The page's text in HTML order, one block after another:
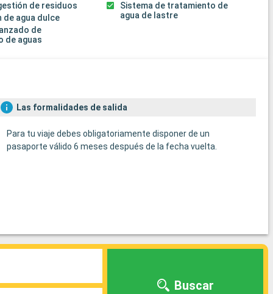
de residuos
de agua dulce
de
de aguas
Sistema de tratamiento de
agua de lastre
Las formalidades de salida
Para tu viaje debes obligatoriamente disponer de un
pasaporte válido 6 meses después de la fecha vuelta.
Buscar